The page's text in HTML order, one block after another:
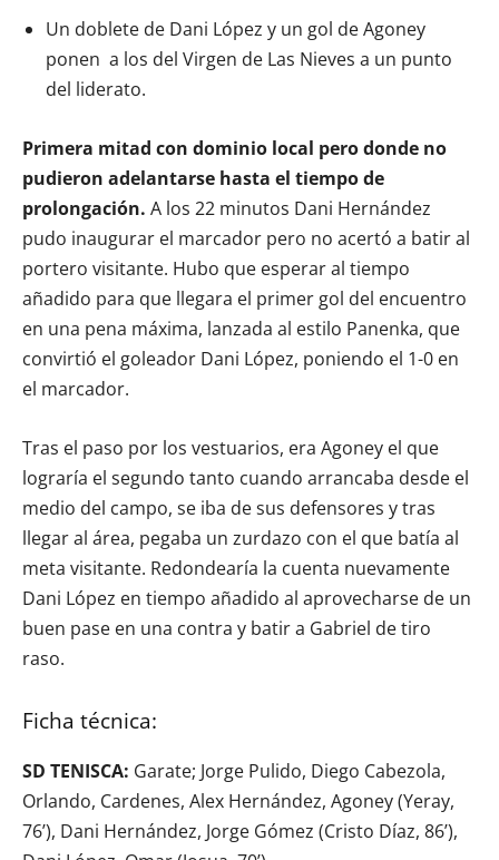
Un doblete de Dani López y un gol de Agoney
ponen a los del Virgen de Las Nieves a un punto
del liderato.
Primera mitad con dominio local pero donde no
pudieron adelantarse hasta el tiempo de
prolongación. A los 22 minutos Dani Hernández
pudo inaugurar el marcador pero no acertó a batir al
portero visitante. Hubo que esperar al tiempo
añadido para que llegara el primer gol del encuentro
en una pena máxima, lanzada al estilo Panenka, que
convirtió el goleador Dani López, poniendo el 1-0 en
el marcador.
Tras el paso por los vestuarios, era Agoney el que
lograría el segundo tanto cuando arrancaba desde el
medio del campo, se iba de sus defensores y tras
llegar al área, pegaba un zurdazo con el que batía al
meta visitante. Redondearía la cuenta nuevamente
Dani López en tiempo añadido al aprovecharse de un
buen pase en una contra y batir a Gabriel de tiro
raso.
Ficha técnica:
SD TENISCA: Garate; Jorge Pulido, Diego Cabezola,
Orlando, Cardenes, Alex Hernández, Agoney (Yeray,
76’), Dani Hernández, Jorge Gómez (Cristo Díaz, 86’),